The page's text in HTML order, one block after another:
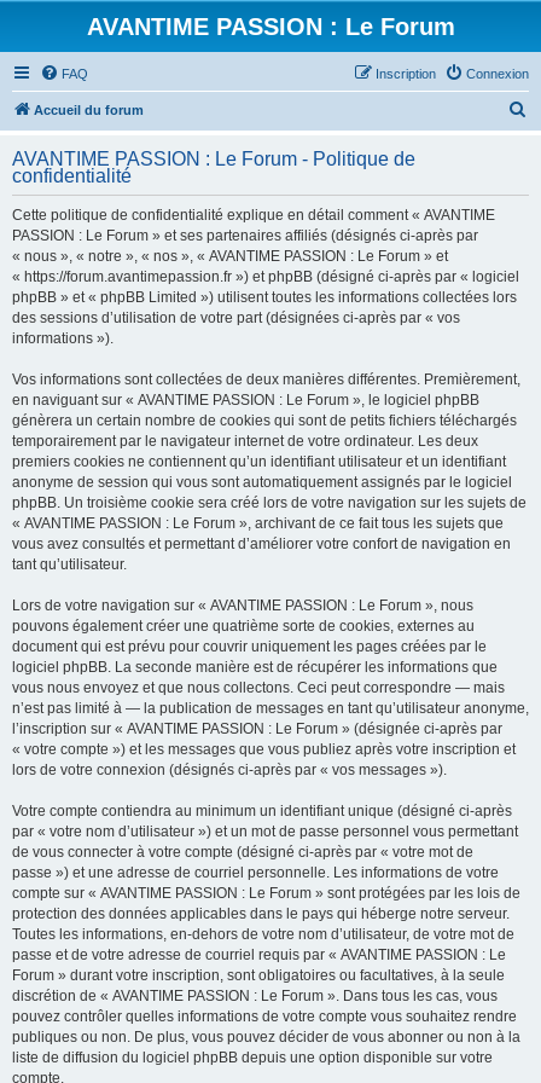
AVANTIME PASSION : Le Forum
FAQ Connexion
Inscription
Accueil du forum
h
AVANTIME PASSION : Le Forum - Politique de
confidentialité
Cette politique de confidentialité explique en détail comment « AVANTIME
PASSION : Le Forum » et ses partenaires affiliés (désignés ci-après par
« nous », « notre », « nos », « AVANTIME PASSION : Le Forum » et
« https://forum.avantimepassion.fr ») et phpBB (désigné ci-après par « logiciel
phpBB » et « phpBB Limited ») utilisent toutes les informations collectées lors
des sessions d’utilisation de votre part (désignées ci-après par « vos
informations »).
Vos informations sont collectées de deux manières différentes. Premièrement,
en naviguant sur « AVANTIME PASSION : Le Forum », le logiciel phpBB
génèrera un certain nombre de cookies qui sont de petits fichiers téléchargés
temporairement par le navigateur internet de votre ordinateur. Les deux
premiers cookies ne contiennent qu’un identifiant utilisateur et un identifiant
anonyme de session qui vous sont automatiquement assignés par le logiciel
phpBB. Un troisième cookie sera créé lors de votre navigation sur les sujets de
« AVANTIME PASSION : Le Forum », archivant de ce fait tous les sujets que
vous avez consultés et permettant d’améliorer votre confort de navigation en
tant qu’utilisateur.
Lors de votre navigation sur « AVANTIME PASSION : Le Forum », nous
pouvons également créer une quatrième sorte de cookies, externes au
document qui est prévu pour couvrir uniquement les pages créées par le
logiciel phpBB. La seconde manière est de récupérer les informations que
vous nous envoyez et que nous collectons. Ceci peut correspondre — mais
n’est pas limité à — la publication de messages en tant qu’utilisateur anonyme,
l’inscription sur « AVANTIME PASSION : Le Forum » (désignée ci-après par
« votre compte ») et les messages que vous publiez après votre inscription et
lors de votre connexion (désignés ci-après par « vos messages »).
Votre compte contiendra au minimum un identifiant unique (désigné ci-après
par « votre nom d’utilisateur ») et un mot de passe personnel vous permettant
de vous connecter à votre compte (désigné ci-après par « votre mot de
passe ») et une adresse de courriel personnelle. Les informations de votre
compte sur « AVANTIME PASSION : Le Forum » sont protégées par les lois de
protection des données applicables dans le pays qui héberge notre serveur.
Toutes les informations, en-dehors de votre nom d’utilisateur, de votre mot de
passe et de votre adresse de courriel requis par « AVANTIME PASSION : Le
Forum » durant votre inscription, sont obligatoires ou facultatives, à la seule
discrétion de « AVANTIME PASSION : Le Forum ». Dans tous les cas, vous
pouvez contrôler quelles informations de votre compte vous souhaitez rendre
publiques ou non. De plus, vous pouvez décider de vous abonner ou non à la
liste de diffusion du logiciel phpBB depuis une option disponible sur votre
compte.